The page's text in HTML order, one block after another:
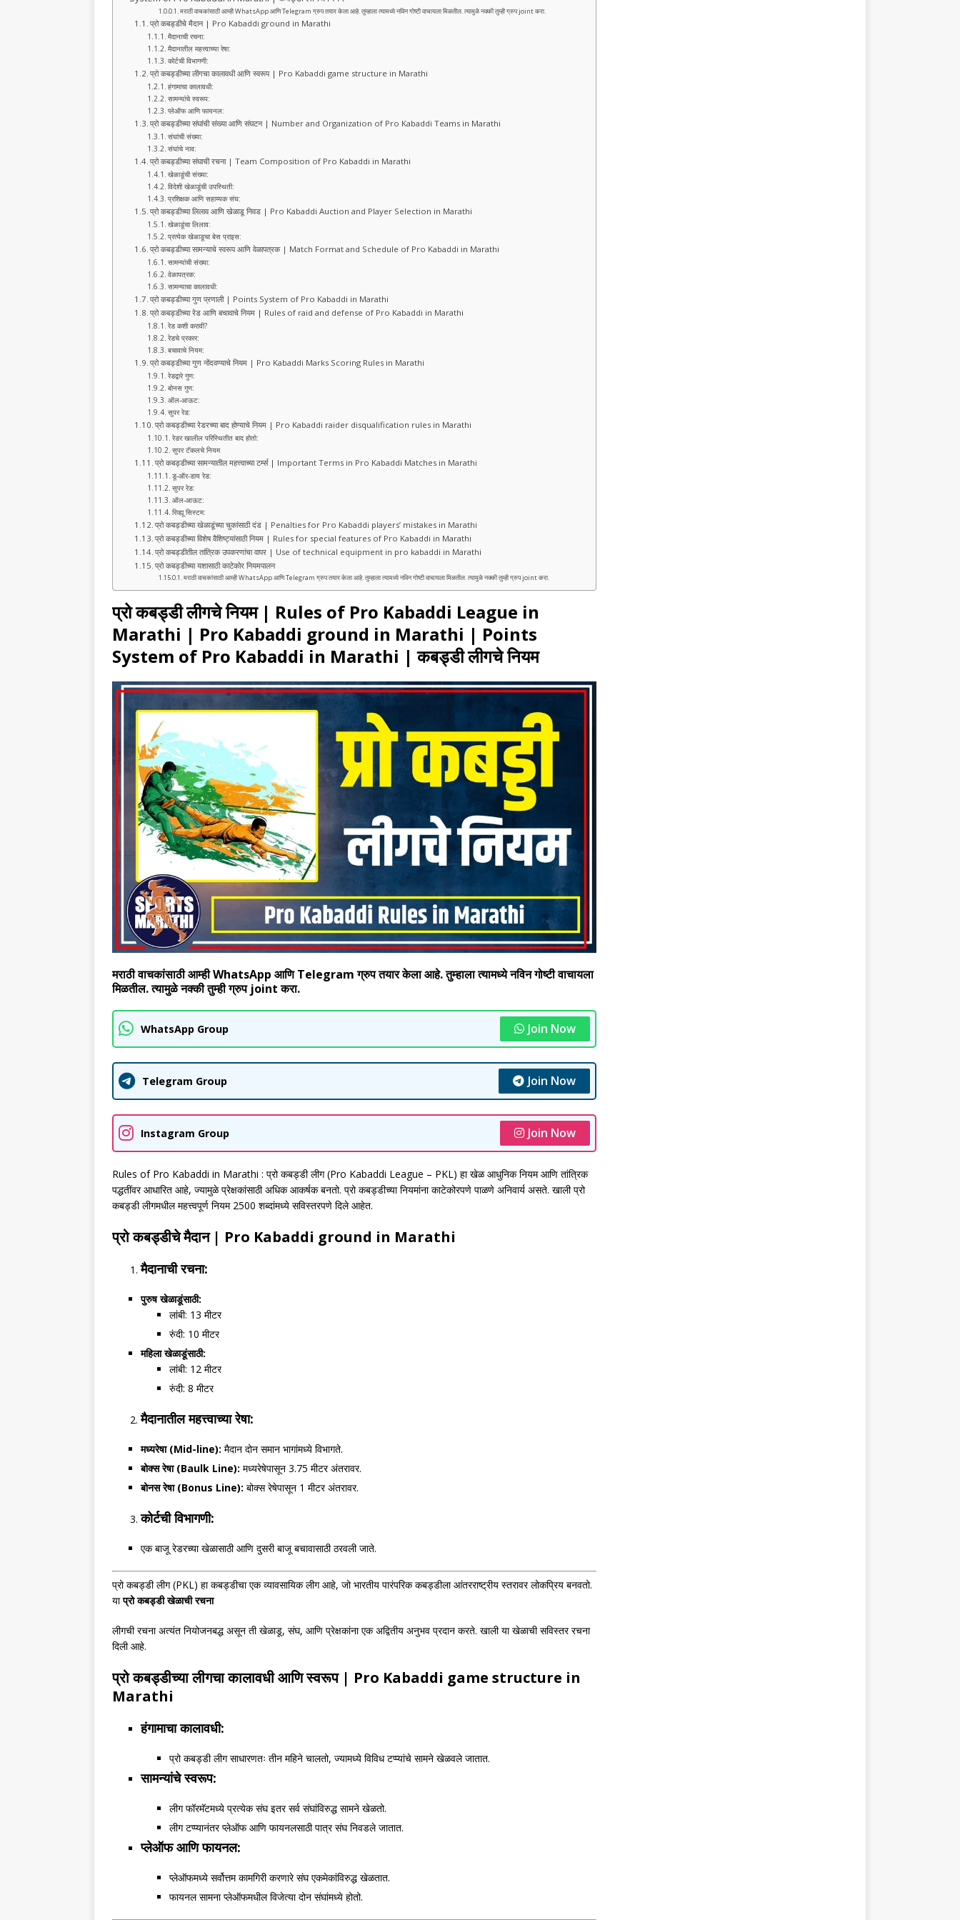
b
o
o
k
A
p
p
ra
m
मराठी वाचकांसाठी आम्ही WhatsApp आणि Telegram ग्रुप तयार केला आहे. तुम्हाला त्यामध्ये नविन गोष्टी वाचायला मिळतील. त्यामुळे नक्की तुम्ही ग्रुप joint करा.
प्रो कबड्डीचे मैदान | Pro Kabaddi ground in Marathi
मैदानाची रचना:
मैदानातील महत्त्वाच्या रेषा:
कोर्टची विभागणी:
प्रो कबड्डीच्या लीगचा कालावधी आणि स्वरूप | Pro Kabaddi game structure in Marathi
हंगामाचा कालावधी:
सामन्यांचे स्वरूप:
प्लेऑफ आणि फायनल:
प्रो कबड्डीच्या संघांची संख्या आणि संघटन | Number and Organization of Pro Kabaddi Teams in Marathi
संघांची संख्या:
संघांचे नाव:
प्रो कबड्डीच्या संघाची रचना | Team Composition of Pro Kabaddi in Marathi
खेळाडूंची संख्या:
विदेशी खेळाडूंची उपस्थिती:
प्रशिक्षक आणि सहाय्यक संघ:
प्रो कबड्डीच्या लिलाव आणि खेळाडू निवड | Pro Kabaddi Auction and Player Selection in Marathi
खेळाडूंचा लिलाव:
प्रत्येक खेळाडूचा बेस प्राइस:
प्रो कबड्डीच्या सामन्याचे स्वरूप आणि वेळापत्रक | Match Format and Schedule of Pro Kabaddi in Marathi
सामन्यांची संख्या:
वेळापत्रक:
सामन्याचा कालावधी:
प्रो कबड्डीच्या गुण प्रणाली | Points System of Pro Kabaddi in Marathi
प्रो कबड्डीच्या रेड आणि बचावाचे नियम | Rules of raid and defense of Pro Kabaddi in Marathi
रेड कशी करावी?
रेडचे प्रकार:
बचावाचे नियम:
प्रो कबड्डीच्या गुण नोंदवण्याचे नियम | Pro Kabaddi Marks Scoring Rules in Marathi
रेडद्वारे गुण:
बोनस गुण:
ऑल-आऊट:
सुपर रेड:
प्रो कबड्डीच्या रेडरच्या बाद होण्याचे नियम | Pro Kabaddi raider disqualification rules in Marathi
रेडर खालील परिस्थितीत बाद होतो:
सुपर टॅकलचे नियम
प्रो कबड्डीच्या सामन्यातील महत्त्वाच्या टर्म्स | Important Terms in Pro Kabaddi Matches in Marathi
डू-ऑर-डाय रेड:
सुपर रेड:
ऑल-आऊट:
रिव्ह्यू सिस्टम:
प्रो कबड्डीच्या खेळाडूंच्या चुकांसाठी दंड | Penalties for Pro Kabaddi players’ mistakes in Marathi
प्रो कबड्डीच्या विशेष वैशिष्ट्यांसाठी नियम | Rules for special features of Pro Kabaddi in Marathi
प्रो कबड्डीतील तांत्रिक उपकरणांचा वापर | Use of technical equipment in pro kabaddi in Marathi
प्रो कबड्डीच्या यशासाठी काटेकोर नियमपालन
मराठी वाचकांसाठी आम्ही WhatsApp आणि Telegram ग्रुप तयार केला आहे. तुम्हाला त्यामध्ये नविन गोष्टी वाचायला मिळतील. त्यामुळे नक्की तुम्ही ग्रुप joint करा.
प्रो कबड्डी लीगचे नियम| Rules of Pro Kabaddi League in
Marathi | Pro Kabaddi ground in Marathi | Points
System of Pro Kabaddi in Marathi | कबड्डी लीगचे नियम
मराठी वाचकांसाठी आम्ही WhatsApp आणि Telegram ग्रुप तयार केला आहे. तुम्हाला त्यामध्ये नविन गोष्टी वाचायला
मिळतील. त्यामुळे नक्की तुम्ही ग्रुप joint करा.
WhatsApp Group Join Now
Telegram Group Join Now
Instagram Group Join Now
Rules of Pro Kabaddi in Marathi : प्रो कबड्डी लीग (Pro Kabaddi League – PKL) हा खेळ आधुनिक नियम आणि तांत्रिक
पद्धतींवर आधारित आहे, ज्यामुळे प्रेक्षकांसाठी अधिक आकर्षक बनतो. प्रो कबड्डीच्या नियमांना काटेकोरपणे पाळणे अनिवार्य असते. खाली प्रो
कबड्डी लीगमधील महत्त्वपूर्ण नियम 2500 शब्दांमध्ये सविस्तरपणे दिले आहेत.
प्रो कबड्डीचे मैदान| Pro Kabaddi ground in Marathi
मैदानाची रचना:
पुरुष खेळाडूंसाठी:
लांबी: 13 मीटर
रुंदी: 10 मीटर
महिला खेळाडूंसाठी:
लांबी: 12 मीटर
रुंदी: 8 मीटर
मैदानातील महत्त्वाच्या रेषा:
मध्यरेषा (Mid-line): मैदान दोन समान भागांमध्ये विभागते.
बोक्स रेषा (Baulk Line): मध्यरेषेपासून 3.75 मीटर अंतरावर.
बोनस रेषा (Bonus Line): बोक्स रेषेपासून 1 मीटर अंतरावर.
कोर्टची विभागणी:
एक बाजू रेडरच्या खेळासाठी आणि दुसरी बाजू बचावासाठी ठरवली जाते.
प्रो कबड्डी लीग (PKL) हा कबड्डीचा एक व्यावसायिक लीग आहे, जो भारतीय पारंपरिक कबड्डीला आंतरराष्ट्रीय स्तरावर लोकप्रिय बनवतो.
याप्रो कबड्डी खेळाची रचना
लीगची रचना अत्यंत नियोजनबद्ध असून ती खेळाडू, संघ, आणि प्रेक्षकांना एक अद्वितीय अनुभव प्रदान करते. खाली या खेळाची सविस्तर रचना
दिली आहे.
प्रो कबड्डीच्या लीगचा कालावधी आणि स्वरूप| Pro Kabaddi game structure in
Marathi
हंगामाचा कालावधी:
प्रो कबड्डी लीग साधारणतः तीन महिने चालतो, ज्यामध्ये विविध टप्प्यांचे सामने खेळवले जातात.
सामन्यांचे स्वरूप:
लीग फॉरमॅटमध्ये प्रत्येक संघ इतर सर्व संघांविरुद्ध सामने खेळतो.
लीग टप्प्यानंतर प्लेऑफ आणि फायनलसाठी पात्र संघ निवडले जातात.
प्लेऑफ आणि फायनल:
प्लेऑफमध्ये सर्वोत्तम कामगिरी करणारे संघ एकमेकांविरुद्ध खेळतात.
फायनल सामना प्लेऑफमधील विजेत्या दोन संघांमध्ये होतो.